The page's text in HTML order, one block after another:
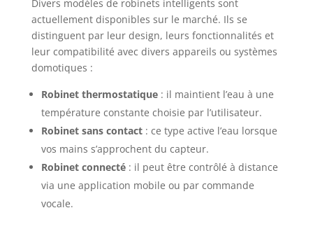
résistance et durabilité sont nécessaires. Assure
une expérience d'utilisation fiable et efficace.
Installation facile : la méthode d'installation de ce
robinet à pédale est simple, s'adaptant à différents
types de montage. Idéal pour être utilisé comme
robinet évier de cuisine ou robinet lavabo eau
froide, son système de montage en surface
n'importe quel espace. Polyvalence d'utilisation :
grâce à son design ergonomique, ce robinet à
pédale est adapté à une large gamme
d'applications, de la maison aux environnements
l'eau froide et chaude, il est parfait pour les
robinets d'évier de cuisine, les robinets industriels
et bien plus encore. Sa polyvalence en fait une
solution pratique pour toutes les situations.
ÉCONOMIE ET EFFICACITÉ : ce robinet intelligent
Divers modèles de robinets intelligents sont
actuellement disponibles sur le marché. Ils se
distinguent par leur design, leurs fonctionnalités et
leur compatibilité avec divers appareils ou systèmes
domotiques :
Robinet thermostatique: il maintient l’eau à une
température constante choisie par l’utilisateur.
Robinet sans contact: ce type active l’eau lorsque
vos mains s’approchent du capteur.
Robinet connecté: il peut être contrôlé à distance
via une application mobile ou par commande
vocale.